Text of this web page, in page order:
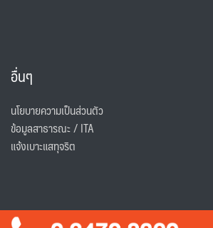
อื่นๆ
นโยบายความเป็นส่วนตัว
ข้อมูลสาธารณะ / ITA
แจ้งเบาะแสทุจริต